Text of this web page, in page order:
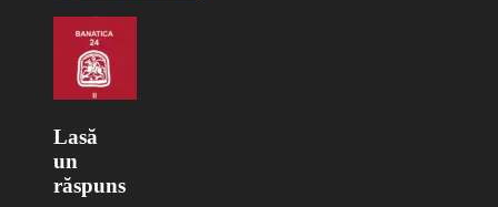
Lasă
un
răspuns